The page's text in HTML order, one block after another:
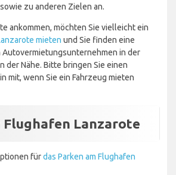
zu anderen Zielen an.
ankommen, möchten Sie vielleicht ein
mieten und Sie finden eine
in der
der Nähe. Bitte bringen Sie einen
mit, wenn Sie ein Fahrzeug mieten
Flughafen Lanzarote
fürdas Parken am Flughafen